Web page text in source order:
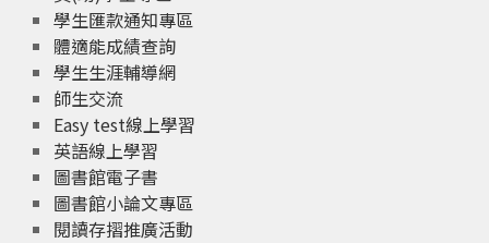
學生匯款通知專區
體適能成績查詢
學生生涯輔導網
師生交流
Easy test線上學習
英語線上學習
圖書館電子書
圖書館小論文專區
閱讀存摺推廣活動